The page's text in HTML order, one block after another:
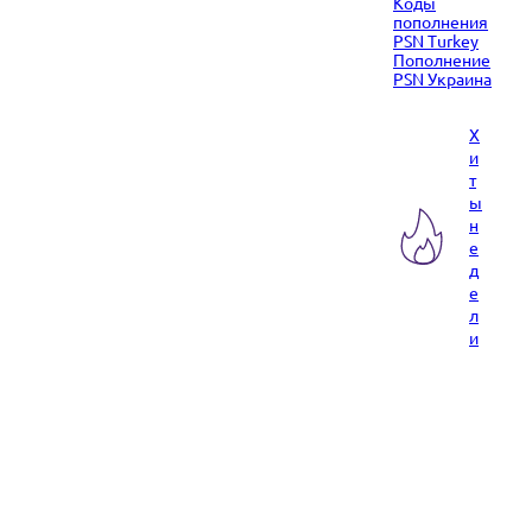
пополнения
PSN Turkey
Пополнение
PSN Украина
Х
и
т
ы
н
е
д
е
л
и